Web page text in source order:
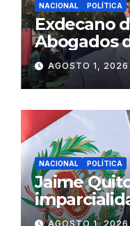
NACIONAL POLÍTICA
Exdecano
Abogados
ciudadana
AGOSTO 1, 2026
NACIONAL POLÍTICA
Jaime
AGOSTO 1, 2026